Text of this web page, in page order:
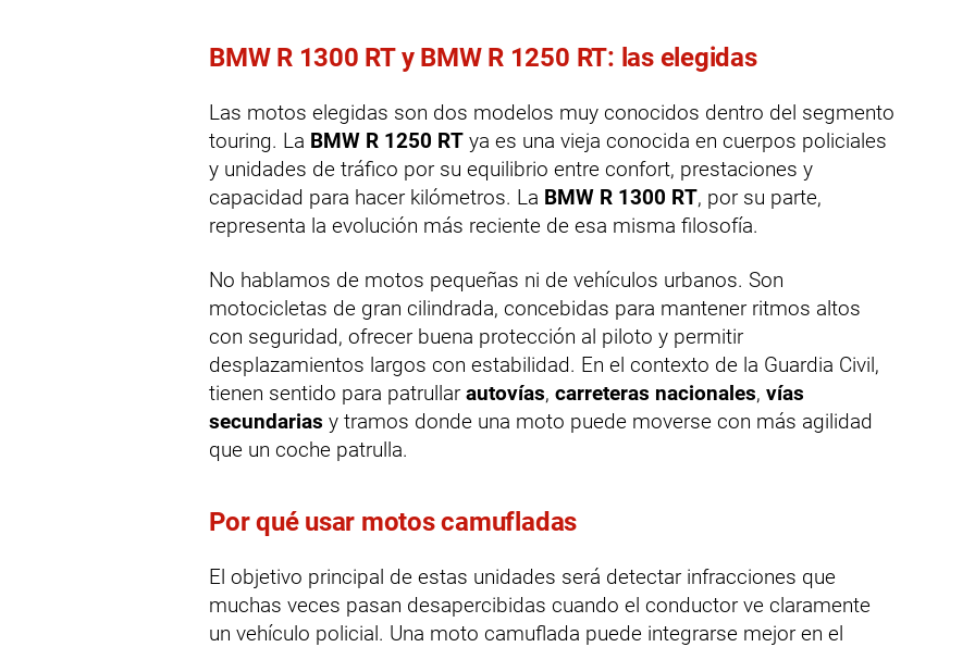
BMW R 1300 RT y BMW R 1250 RT: las elegidas
Las motos elegidas son dos modelos muy conocidos dentro del segmento
touring. La BMW R 1250 RT ya es una vieja conocida en cuerpos policiales
y unidades de tráfico por su equilibrio entre confort, prestaciones y
capacidad para hacer kilómetros. La BMW R 1300 RT, por su parte,
representa la evolución más reciente de esa misma filosofía.
No hablamos de motos pequeñas ni de vehículos urbanos. Son
motocicletas de gran cilindrada, concebidas para mantener ritmos altos
con seguridad, ofrecer buena protección al piloto y permitir
desplazamientos largos con estabilidad. En el contexto de la Guardia Civil,
tienen sentido para patrullar autovías, carreteras nacionales, vías
secundarias y tramos donde una moto puede moverse con más agilidad
que un coche patrulla.
Por qué usar motos camufladas
El objetivo principal de estas unidades será detectar infracciones que
muchas veces pasan desapercibidas cuando el conductor ve claramente
un vehículo policial. Una moto camuflada puede integrarse mejor en el